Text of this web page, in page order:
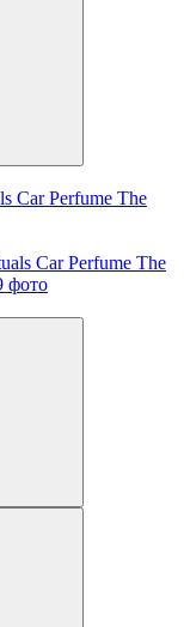
Car Perfume The